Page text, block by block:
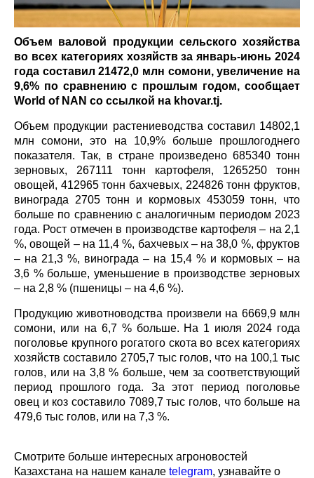
Объем валовой продукции сельского хозяйства
во всех категориях хозяйств за январь-июнь 2024
года составил 21472,0 млн сомони, увеличение на
9,6% по сравнению с прошлым годом, сообщает
World of NAN со ссылкой на khovar.tj.
Объем продукции растениеводства составил 14802,1
млн сомони, это на 10,9% больше прошлогоднего
показателя. Так, в стране произведено 685340 тонн
зерновых, 267111 тонн картофеля, 1265250 тонн
овощей, 412965 тонн бахчевых, 224826 тонн фруктов,
винограда 2705 тонн и кормовых 453059 тонн, что
больше по сравнению с аналогичным периодом 2023
года. Рост отмечен в производстве картофеля – на 2,1
%, овощей – на 11,4 %, бахчевых – на 38,0 %, фруктов
– на 21,3 %, винограда – на 15,4 % и кормовых – на
3,6 % больше, уменьшение в производстве зерновых
– на 2,8 % (пшеницы – на 4,6 %).
Продукцию животноводства произвели на 6669,9 млн
сомони, или на 6,7 % больше. На 1 июля 2024 года
поголовье крупного рогатого скота во всех категориях
хозяйств составило 2705,7 тыс голов, что на 100,1 тыс
голов, или на 3,8 % больше, чем за соответствующий
период прошлого года. За этот период поголовье
овец и коз составило 7089,7 тыс голов, что больше на
479,6 тыс голов, или на 7,3 %.
Смотрите больше интересных агроновостей
Казахстана на нашем канале telegram, узнавайте о